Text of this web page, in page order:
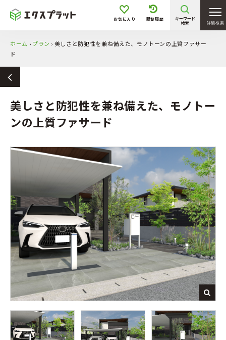
詳細検索
お気に入り 閲覧履歴
キーワード
検索
ホーム › プラン › 美しさと防犯性を兼ね備えた、モノトーンの上質ファサー
ド
美しさと防犯性を兼ね備えた、モノトー
ンの上質ファサード